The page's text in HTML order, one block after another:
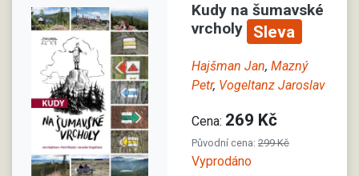
Kudy na šumavské
vrcholy
Sleva
Hajšman Jan, Mazný
Petr, Vogeltanz Jaroslav
Cena: 269 Kč
Původní cena: 299 Kč
Vyprodáno